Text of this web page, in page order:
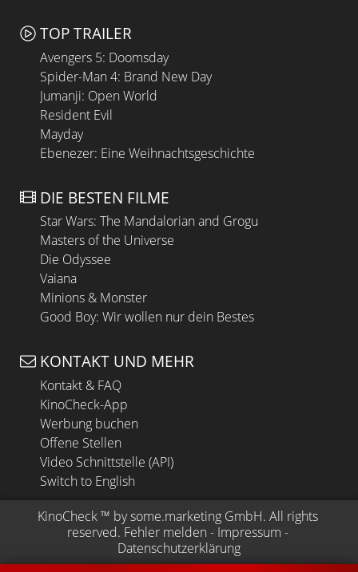
TOP TRAILER
Avengers 5: Doomsday
Spider-Man 4: Brand New Day
Jumanji: Open World
Resident Evil
Mayday
Ebenezer: Eine Weihnachtsgeschichte
DIE BESTEN FILME
Star Wars: The Mandalorian and Grogu
Masters of the Universe
Die Odyssee
Vaiana
Minions & Monster
Good Boy: Wir wollen nur dein Bestes
KONTAKT UND MEHR
Kontakt & FAQ
KinoCheck-App
Werbung buchen
Offene Stellen
Video Schnittstelle (API)
Switch to English
KinoCheck ™ by some.marketing GmbH. All rights
reserved. Fehler melden - Impressum -
Datenschutzerklärung